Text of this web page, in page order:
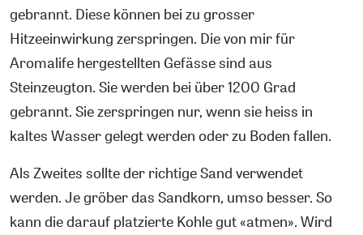
gebrannt. Diese können bei zu grosser
Hitzeeinwirkung zerspringen. Die von mir für
Aromalife hergestellten Gefässe sind aus
Steinzeugton. Sie werden bei über 1200 Grad
gebrannt. Sie zerspringen nur, wenn sie heiss in
kaltes Wasser gelegt werden oder zu Boden fallen.
Als Zweites sollte der richtige Sand verwendet
werden. Je gröber das Sandkorn, umso besser. So
kann die darauf platzierte Kohle gut «atmen». Wird